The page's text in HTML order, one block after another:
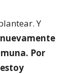
Y
Por